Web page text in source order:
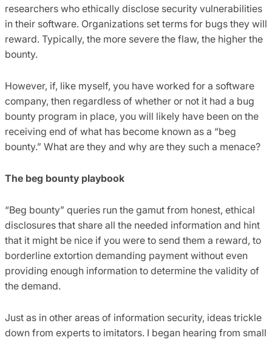
researchers who ethically disclose security vulnerabilities
in their software. Organizations set terms for bugs they will
reward. Typically, the more severe the flaw, the higher the
bounty.
However, if, like myself, you have worked for a software
company, then regardless of whether or not it had a bug
bounty program in place, you will likely have been on the
receiving end of what has become known as a “beg
bounty.” What are they and why are they such a menace?
The beg bounty playbook
“Beg bounty” queries run the gamut from honest, ethical
disclosures that share all the needed information and hint
that it might be nice if you were to send them a reward, to
borderline extortion demanding payment without even
providing enough information to determine the validity of
the demand.
Just as in other areas of information security, ideas trickle
down from experts to imitators. I began hearing from small